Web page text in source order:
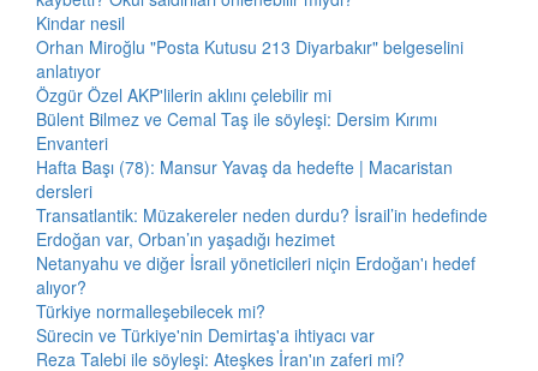
Kindar nesil
Orhan Miroğlu "Posta Kutusu 213 Diyarbakır" belgeselini
anlatıyor
Özgür Özel AKP'lilerin aklını çelebilir mi
Bülent Bilmez ve Cemal Taş ile söyleşi: Dersim Kırımı
Envanteri
Hafta Başı (78): Mansur Yavaş da hedefte | Macaristan
dersleri
Transatlantik: Müzakereler neden durdu? İsrail’in hedefinde
Erdoğan var, Orban’ın yaşadığı hezimet
Netanyahu ve diğer İsrail yöneticileri niçin Erdoğan'ı hedef
alıyor?
Türkiye normalleşebilecek mi?
Sürecin ve Türkiye'nin Demirtaş'a ihtiyacı var
Reza Talebi ile söyleşi: Ateşkes İran'ın zaferi mi?